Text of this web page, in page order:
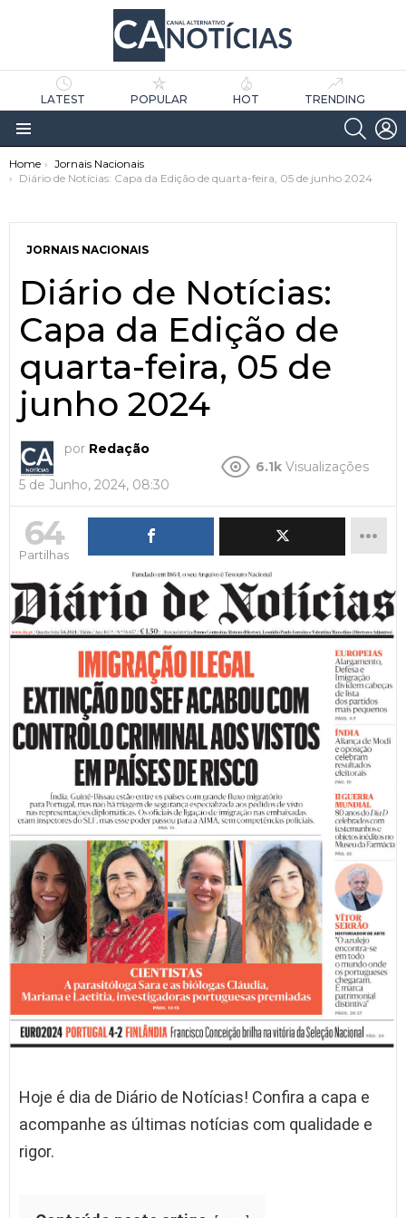
LATEST POPULAR HOT TRENDING
Menu
You are here:
Home
Jornais Nacionais
Diário de Notícias: Capa da Edição de quarta-feira, 05 de junho 2024
JORNAIS NACIONAIS
Diário de Notícias:
Capa da Edição de
quarta-feira, 05 de
junho 2024
por Redação
5 de Junho, 2024, 08:30
6.1k Visualizações
64
Partilhas
Hoje é dia de Diário de Notícias! Confira a capa e
acompanhe as últimas notícias com qualidade e
rigor.